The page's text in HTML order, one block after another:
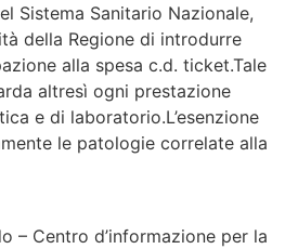
Sistema Sanitario Nazionale,
della Regione di introdurre
alla spesa c.d. ticket.Tale
altresì ogni prestazione
e di laboratorio.L’esenzione
le patologie correlate alla
– Centro d’informazione per la